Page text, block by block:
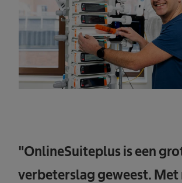
"OnlineSuiteplus is een
verbeterslag geweest. Met